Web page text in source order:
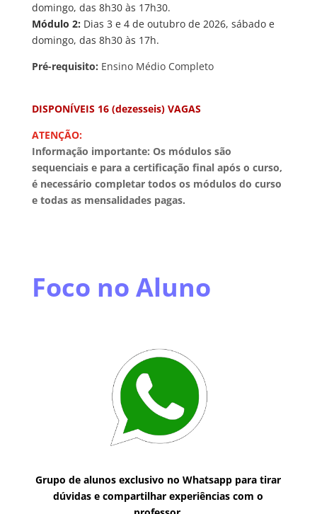
domingo, das 8h30 às 17h30.
Módulo 2: Dias 3 e 4 de outubro de 2026, sábado e
domingo, das 8h30 às 17h.
Pré-requisito: Ensino Médio Completo
DISPONÍVEIS 16 (dezesseis) VAGAS
ATENÇÃO:
Informação importante: Os módulos são
sequenciais e para a certificação final após o curso,
é necessário completar todos os módulos do curso
e todas as mensalidades pagas.
Foco no Aluno
Grupo de alunos exclusivo no Whatsapp para tirar
dúvidas e compartilhar experiências com o